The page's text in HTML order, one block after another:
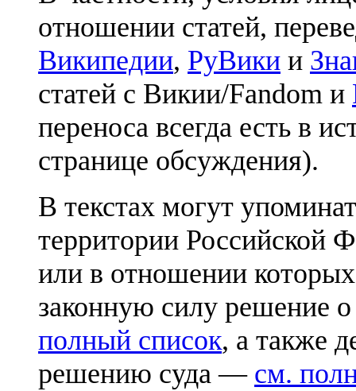
отношении статей,
Википедии, РуВики и
статей с Викии/Fandom и
переноса всегда есть в
странице обсуждения).
В текстах могут
территории Российской
или в отношении
законную силу решение
полный список, а также
решению суда — см.